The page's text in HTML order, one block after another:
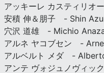
アッキーレ カスティリ
安積 伸＆朋子 - Shin
穴沢 道雄 - Michio
アルネ ヤコブセン -
アルベルト メダ -
アンテ ヴォジュノヴィッ